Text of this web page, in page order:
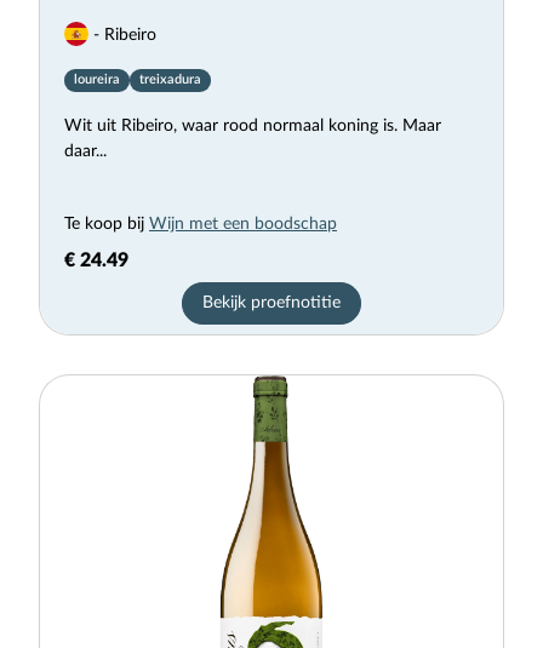
- Ribeiro
loureira treixadura
Wit uit Ribeiro, waar rood normaal koning is. Maar
daar...
Te koop bij Wijn met een boodschap
€ 24.49
Bekijk proefnotitie